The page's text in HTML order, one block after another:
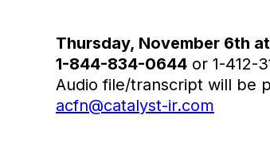
Thursday, November 6th at
1-844-834-0644 or 1-412-
Audio file/transcript will be
acfn@catalyst-ir.com